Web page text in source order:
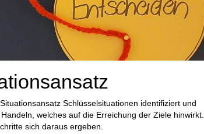
Schlüsselsituationen identifiziert und
welches auf die Erreichung der Ziele hinwirkt.
sich daraus ergeben.